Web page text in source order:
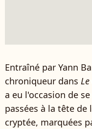
Entraîné par Yann
chroniqueur dans
a eu l'occasion de
passées à la tête
cryptée, marquées